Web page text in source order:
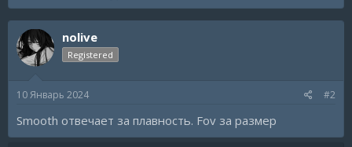
nolive
Registered
10 Январь 2024 #2
Smooth отвечает за плавность. Fov за размер